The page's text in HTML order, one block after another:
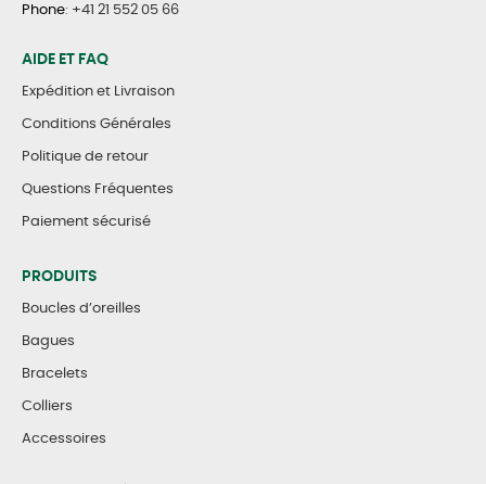
Phone: +41 21 552 05 66
AIDE ET FAQ
Expédition et Livraison
Conditions Générales
Politique de retour
Questions Fréquentes
Paiement sécurisé
PRODUITS
Boucles d’oreilles
Bagues
Bracelets
Colliers
Accessoires